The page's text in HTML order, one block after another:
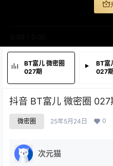
BT富儿 微密圈
027期
BT富
027期
抖音 BT富儿 微密圈
微密圈 25年5月24日 0
次元猫